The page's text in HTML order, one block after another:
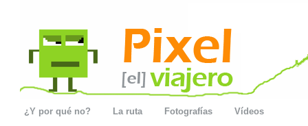
¿Y por qué no? La ruta Fotografías Vídeos